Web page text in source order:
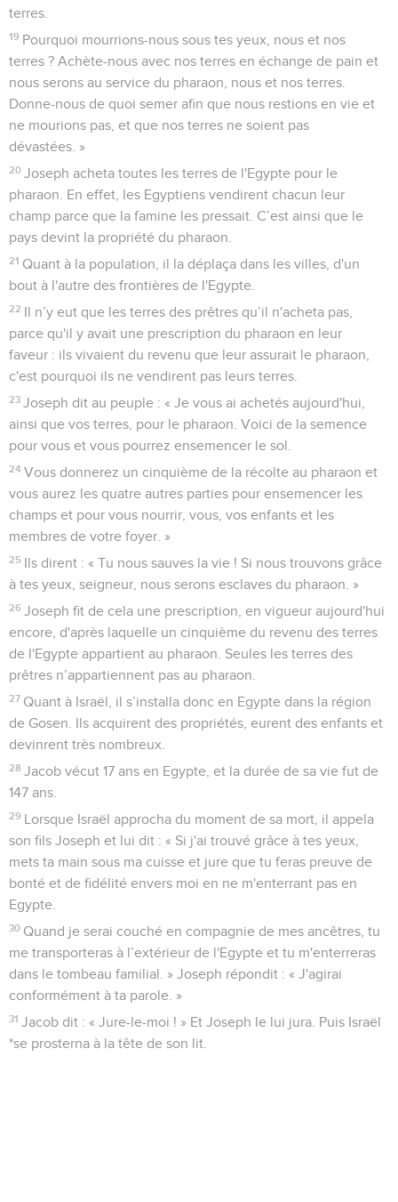
terres.
19 Pourquoi mourrions-nous sous tes yeux, nous et nos
terres ? Achète-nous avec nos terres en échange de pain et
nous serons au service du pharaon, nous et nos terres.
Donne-nous de quoi semer afin que nous restions en vie et
ne mourions pas, et que nos terres ne soient pas
dévastées. »
20 Joseph acheta toutes les terres de l'Egypte pour le
pharaon. En effet, les Egyptiens vendirent chacun leur
champ parce que la famine les pressait. C’est ainsi que le
pays devint la propriété du pharaon.
21 Quant à la population, il la déplaça dans les villes, d'un
bout à l'autre des frontières de l'Egypte.
22 Il n’y eut que les terres des prêtres qu’il n'acheta pas,
parce qu'il y avait une prescription du pharaon en leur
faveur : ils vivaient du revenu que leur assurait le pharaon,
c'est pourquoi ils ne vendirent pas leurs terres.
23 Joseph dit au peuple : « Je vous ai achetés aujourd'hui,
ainsi que vos terres, pour le pharaon. Voici de la semence
pour vous et vous pourrez ensemencer le sol.
24 Vous donnerez un cinquième de la récolte au pharaon et
vous aurez les quatre autres parties pour ensemencer les
champs et pour vous nourrir, vous, vos enfants et les
membres de votre foyer. »
25 Ils dirent : « Tu nous sauves la vie ! Si nous trouvons grâce
à tes yeux, seigneur, nous serons esclaves du pharaon. »
26 Joseph fit de cela une prescription, en vigueur aujourd'hui
encore, d'après laquelle un cinquième du revenu des terres
de l'Egypte appartient au pharaon. Seules les terres des
prêtres n’appartiennent pas au pharaon.
27 Quant à Israël, il s’installa donc en Egypte dans la région
de Gosen. Ils acquirent des propriétés, eurent des enfants et
devinrent très nombreux.
28 Jacob vécut 17 ans en Egypte, et la durée de sa vie fut de
147 ans.
29 Lorsque Israël approcha du moment de sa mort, il appela
son fils Joseph et lui dit : « Si j'ai trouvé grâce à tes yeux,
mets ta main sous ma cuisse et jure que tu feras preuve de
bonté et de fidélité envers moi en ne m'enterrant pas en
Egypte.
30 Quand je serai couché en compagnie de mes ancêtres, tu
me transporteras à l’extérieur de l'Egypte et tu m'enterreras
dans le tombeau familial. » Joseph répondit : « J'agirai
conformément à ta parole. »
31 Jacob dit : « Jure-le-moi ! » Et Joseph le lui jura. Puis Israël
*se prosterna à la tête de son lit.